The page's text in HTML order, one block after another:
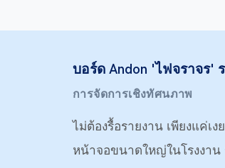
บอร์ด Andon 'ไฟจราจร'
การจัดการเชิงทัศนภาพ
ไม่ต้องรื้อรายงาน เพียงแค่
หน้าจอขนาดใหญ่ในโรงงา